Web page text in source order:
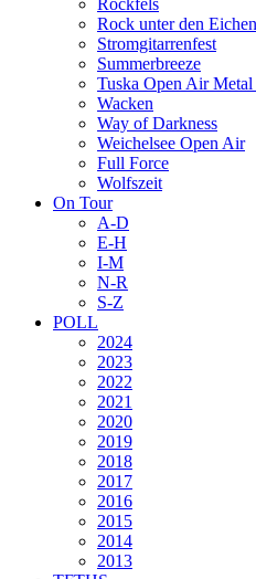
Rockfels
Rock unter den Eichen
Stromgitarrenfest
Summerbreeze
Tuska Open Air Metal
Wacken
Way of Darkness
Weichelsee Open Air
Full Force
Wolfszeit
On Tour
A-D
E-H
I-M
N-R
S-Z
POLL
2024
2023
2022
2021
2020
2019
2018
2017
2016
2015
2014
2013